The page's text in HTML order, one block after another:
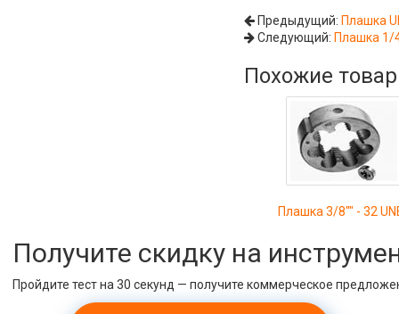
Предыдущий: Плашка
Следующий: Плашка 1/
Похожие
Плашка 3/8"" - 32
Получите скидку на
Пройдите тест на 30 секунд — получите коммерческое